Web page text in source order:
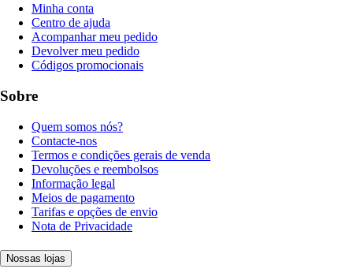
Minha conta
Centro de ajuda
Acompanhar meu pedido
Devolver meu pedido
Códigos promocionais
Sobre
Quem somos nós?
Contacte-nos
Termos e condições gerais de venda
Devoluções e reembolsos
Informação legal
Meios de pagamento
Tarifas e opções de envio
Nota de Privacidade
Nossas lojas